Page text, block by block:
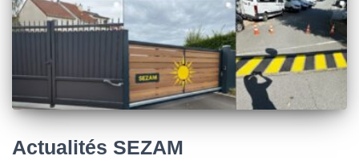
Actualités SEZAM